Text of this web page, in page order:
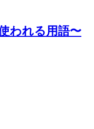
われる用語〜